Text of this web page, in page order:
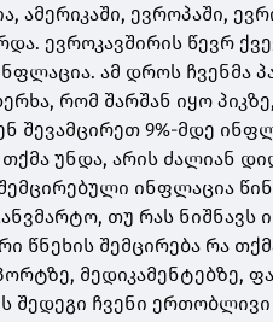
ევროპაში,
ევროკავშირის წევრ
ამ დროს ჩვენმა
რომ შარშან იყო
შევამცირეთ 9%-მდე
უნდა, არის ძალიან
ინფლაცია
თუ რას ნიშნავს
წნეხის შემცირება რა
მედიკამენტებზე,
შედეგი ჩვენი ერთობლივი